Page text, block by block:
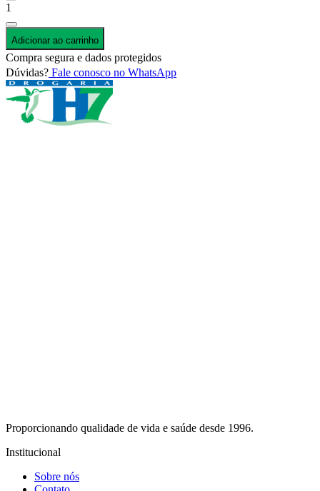
1
Adicionar ao carrinho
Compra segura e dados protegidos
Dúvidas? Fale conosco no WhatsApp
Proporcionando qualidade de vida e saúde desde 1996.
Institucional
Sobre nós